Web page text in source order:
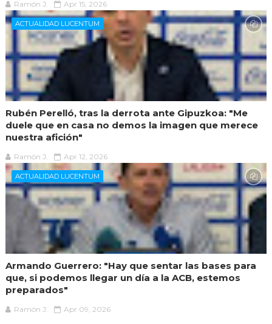
Ramón J. Apr 15, 2026
ACTUALIDAD LUCENTUM
Rubén Perelló, tras la derrota ante Gipuzkoa: "Me
duele que en casa no demos la imagen que merece
nuestra afición"
Ramón J. Apr 12, 2026
ACTUALIDAD LUCENTUM
Armando Guerrero: "Hay que sentar las bases para
que, si podemos llegar un día a la ACB, estemos
preparados"
Ramón J. Apr 09, 2026